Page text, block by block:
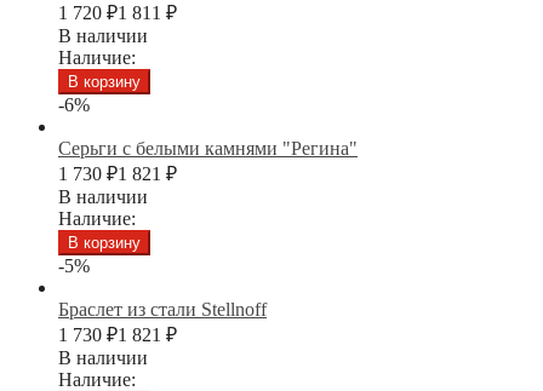
1 720 ₽1 811 ₽
В наличии
Наличие:
В корзину
-6%
Серьги с белыми камнями "Регина"
1 730 ₽1 821 ₽
В наличии
Наличие:
В корзину
-5%
Браслет из стали Stellnoff
1 730 ₽1 821 ₽
В наличии
Наличие: